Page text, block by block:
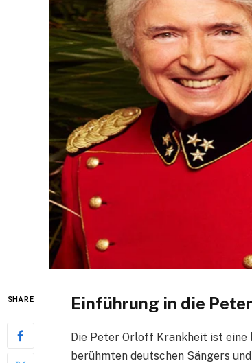
SHARE Einführung in die
Die Peter Orloff Krankheit ist eine
berühmten deutschen Sängers